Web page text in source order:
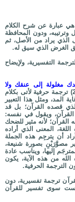
هي عبارة عن شرح الكلام
ودون المحافظة
الذي يراد من الأصل، ثم
الغرض الذي سيق له.
التفسيرية، ولإيضاح
مغلولة إلى عنقك ولا
} (الإسراء:29) ترجمة حرفية لأتى بكلام
المد، ومثل هذا التعبير
قصده القرآن؛ بل قد
ويقول في نفسه:
القرآن؛ لأنه مثير للضحك
المعنى الذي أراده
أن يترجِم هذه الجملة
مصوَّرَيْنِ بصورة شنيعة،
إليها، ويناسب عادة
من هذه الآية، يكون
الترجمة الحرفية.
ترجمة تفسيرية، دون
سوى تفسير للقرآن